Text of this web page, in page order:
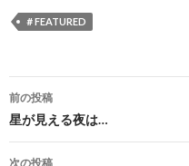
＃FEATURED
投
稿
前の投稿
星が見える夜は…
次の投稿